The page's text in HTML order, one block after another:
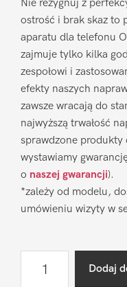
Nie rezygnuj z
ostrość i brak skaz to
aparatu dla telefonu
zajmuje tylko kilka
zespołowi i
efekty naszych
zawsze wracają do
najwyższą trwałość
sprawdzone produkty
wystawiamy
o naszej gwarancji).
*zależy od modelu,
umówieniu wizyty w
Dodaj